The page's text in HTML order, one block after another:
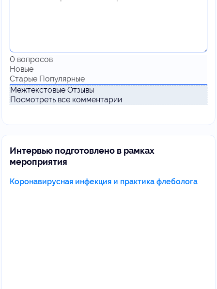
0 вопросов
Новые
Старые Популярные
Межтекстовые Отзывы
Посмотреть все комментарии
Интервью подготовлено в рамках
мероприятия
Коронавирусная инфекция и практика флеболога